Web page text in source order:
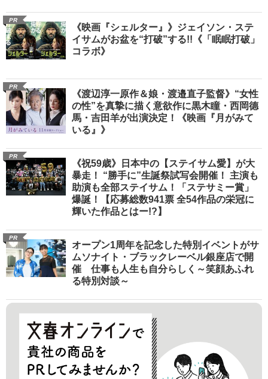
PR
《映画『シェルター』》ジェイソン・ステ
イサムがお盆を“打破”する!!《「眠眠打破」
コラボ》
PR
《渡辺淳一原作＆娘・渡邉直子監督》“女性
の性”を真摯に描く意欲作に黒木瞳・西岡德
馬・吉田羊が出演決定！《映画『月がみて
いる』》
PR
《祝59歳》日本中の【ステイサム愛】が大
暴走！ “勝手に”生誕祭試写会開催！ 主演も
助演も全部ステイサム！「ステサミー賞」
爆誕！【応募総数941票 全54作品の栄冠に
輝いた作品とはー!?】
PR
オープン1周年を記念した特別イベントがサ
ムソナイト・ブラックレーベル銀座店で開
催 仕事も人生も自分らしく～笑顔あふれ
る特別対談～